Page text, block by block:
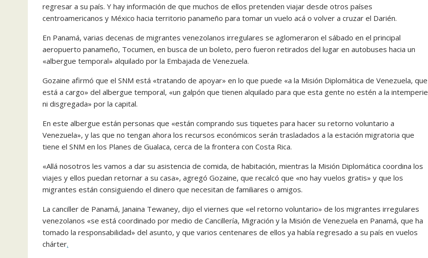
regresar a su país. Y hay información de que muchos de ellos pretenden viajar desde otros países
centroamericanos y México hacia territorio panameño para tomar un vuelo acá o volver a cruzar el Darién.
En Panamá, varias decenas de migrantes venezolanos irregulares se aglomeraron el sábado en el principal
aeropuerto panameño, Tocumen, en busca de un boleto, pero fueron retirados del lugar en autobuses hacia un
«albergue temporal» alquilado por la Embajada de Venezuela.
Gozaine afirmó que el SNM está «tratando de apoyar» en lo que puede «a la Misión Diplomática de Venezuela, que
está a cargo» del albergue temporal, «un galpón que tienen alquilado para que esta gente no estén a la intemperie
ni disgregada» por la capital.
En este albergue están personas que «están comprando sus tiquetes para hacer su retorno voluntario a
Venezuela», y las que no tengan ahora los recursos económicos serán trasladados a la estación migratoria que
tiene el SNM en los Planes de Gualaca, cerca de la frontera con Costa Rica.
«Allá nosotros les vamos a dar su asistencia de comida, de habitación, mientras la Misión Diplomática coordina los
viajes y ellos puedan retornar a su casa», agregó Gozaine, que recalcó que «no hay vuelos gratis» y que los
migrantes están consiguiendo el dinero que necesitan de familiares o amigos.
La canciller de Panamá, Janaina Tewaney, dijo el viernes que «el retorno voluntario» de los migrantes irregulares
venezolanos «se está coordinado por medio de Cancillería, Migración y la Misión de Venezuela en Panamá, que ha
tomado la responsabilidad» del asunto, y que varios centenares de ellos ya había regresado a su país en vuelos
chárter.